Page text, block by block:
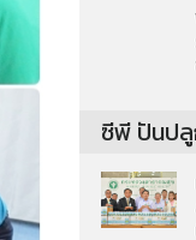
ซีพี ปันปลู